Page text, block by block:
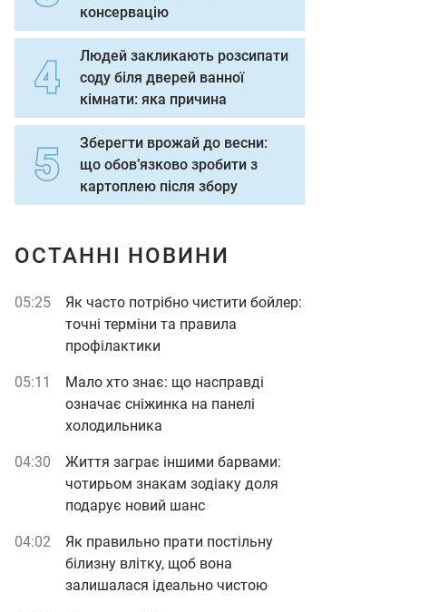
консервацію
Людей закликають розсипати
соду біля дверей ванної
кімнати: яка причина
Зберегти врожай до весни:
що обов’язково зробити з
картоплею після збору
ОСТАННІ НОВИНИ
05:25
Як часто потрібно чистити бойлер:
точні терміни та правила
профілактики
05:11
Мало хто знає: що насправді
означає сніжинка на панелі
холодильника
04:30
Життя заграє іншими барвами:
чотирьом знакам зодіаку доля
подарує новий шанс
04:02
Як правильно прати постільну
білизну влітку, щоб вона
залишалася ідеально чистою